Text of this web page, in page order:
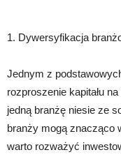
1. Dywersyfikacja
Jednym z
rozproszenie kapitału
jedną branżę niesie ze
branży mogą znacząco
warto rozważyć